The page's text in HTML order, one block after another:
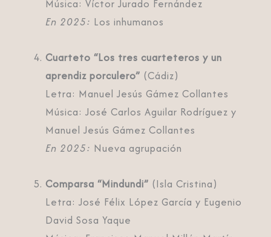
Música: Víctor Jurado Fernández
En 2025: Los inhumanos
Cuarteto “Los tres cuarteteros y un
aprendiz porculero” (Cádiz)
Letra: Manuel Jesús Gámez Collantes
Música: José Carlos Aguilar Rodríguez y
Manuel Jesús Gámez Collantes
En 2025: Nueva agrupación
Comparsa “Mindundi” (Isla Cristina)
Letra: José Félix López García y Eugenio
David Sosa Yaque